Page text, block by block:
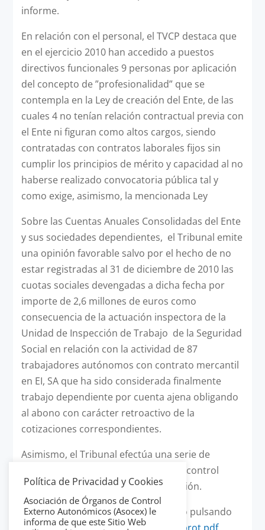
informe.
En relación con el personal, el TVCP destaca que
en el ejercicio 2010 han accedido a puestos
directivos funcionales 9 personas por aplicación
del concepto de ”profesionalidad” que se
contempla en la Ley de creación del Ente, de las
cuales 4 no tenían relación contractual previa con
el Ente ni figuran como altos cargos, siendo
contratadas con contratos laborales fijos sin
cumplir los principios de mérito y capacidad al no
haberse realizado convocatoria pública tal y
como exige, asimismo, la mencionada Ley
Sobre las Cuentas Anuales Consolidadas del Ente
y sus sociedades dependientes, el Tribunal emite
una opinión favorable salvo por el hecho de no
estar registradas al 31 de diciembre de 2010 las
cuotas sociales devengadas a dicha fecha por
importe de 2,6 millones de euros como
consecuencia de la actuación inspectora de la
Unidad de Inspección de Trabajo de la Seguridad
Social en relación con la actividad de 87
trabajadores autónomos con contrato mercantil
en EI, SA que ha sido considerada finalmente
trabajo dependiente por cuenta ajena obligando
al abono con carácter retroactivo de la
cotizaciones correspondientes.
Asimismo, el Tribunal efectúa una serie de
consideraciones sobre el sistema de control
interno y los procedimientos de gestión.
Puede consultar el informe completo pulsando
Política de Privacidad y Cookies
Asociación de Órganos de Control
Externo Autonómicos (Asocex) le
informa de que este Sitio Web